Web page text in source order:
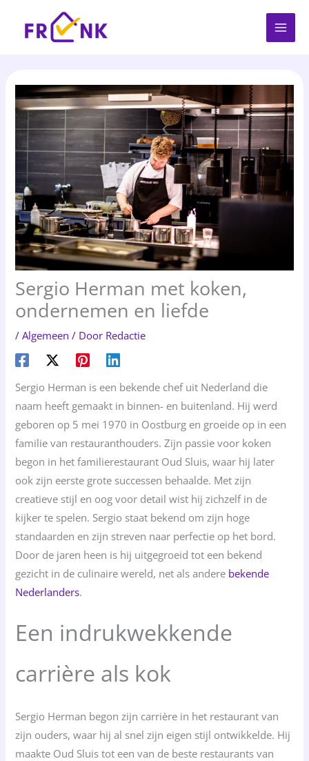
Sergio Herman met koken,
ondernemen en liefde
/Algemeen / Door Redactie
Sergio Herman is een bekende chef uit Nederland die
naam heeft gemaakt in binnen- en buitenland. Hij werd
geboren op 5 mei 1970 in Oostburg en groeide op in een
familie van restauranthouders. Zijn passie voor koken
begon in het familierestaurant Oud Sluis, waar hij later
ook zijn eerste grote successen behaalde. Met zijn
creatieve stijl en oog voor detail wist hij zichzelf in de
kijker te spelen. Sergio staat bekend om zijn hoge
standaarden en zijn streven naar perfectie op het bord.
Door de jaren heen is hij uitgegroeid tot een bekend
gezicht in de culinaire wereld, net als andere bekende
Nederlanders.
Een indrukwekkende
carrière als kok
Sergio Herman begon zijn carrière in het restaurant van
zijn ouders, waar hij al snel zijn eigen stijl ontwikkelde. Hij
maakte Oud Sluis tot een van de beste restaurants van